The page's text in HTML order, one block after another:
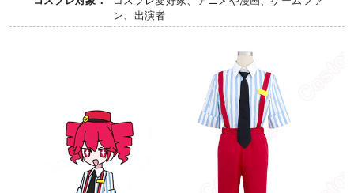
ン、出演者